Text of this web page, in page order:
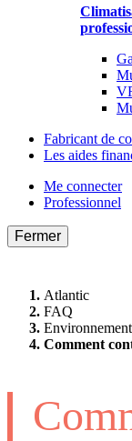
Fabricant de
Les aides
Me connecter
Professionnel
Fermer
Atlantic
FAQ
Environnement
Comment